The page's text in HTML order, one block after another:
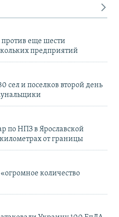
еще шести
предприятий
сел и поселков второй день
по НПЗ в Ярославской
от границы
количество